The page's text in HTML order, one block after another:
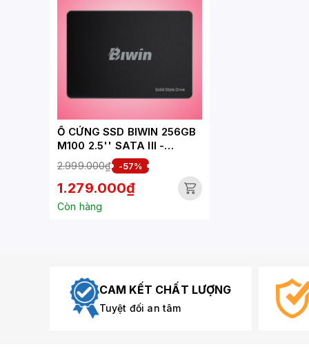
Ổ CỨNG SSD BIWIN 256GB
M100 2.5'' SATA III -
BM100NN256G-RGX
2.999.000₫ -57%
1.279.000₫
Còn hàng
CAM KẾT CHẤT LƯỢNG
Tuyệt đối an tâm